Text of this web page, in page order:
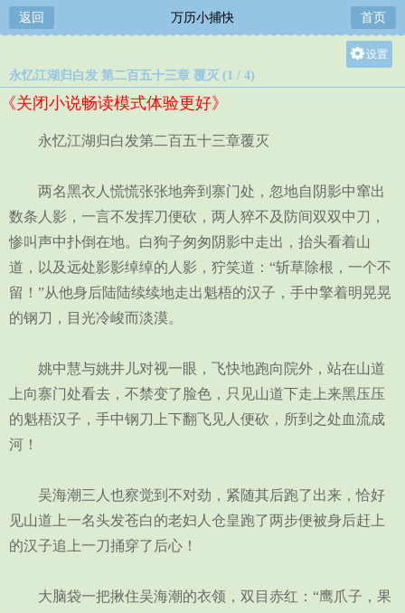
返回 万历小捕快 首页
设置
永忆江湖归白发 第二百五十三章 覆灭 (1 / 4)
《关闭小说畅读模式体验更好》
永忆江湖归白发第二百五十三章覆灭
两名黑衣人慌慌张张地奔到寨门处，忽地自阴影中窜出
数条人影，一言不发挥刀便砍，两人猝不及防间双双中刀，
惨叫声中扑倒在地。白狗子匆匆阴影中走出，抬头看着山
道，以及远处影影绰绰的人影，狞笑道：“斩草除根，一个不
留！”从他身后陆陆续续地走出魁梧的汉子，手中擎着明晃晃
的钢刀，目光冷峻而淡漠。
姚中慧与姚井儿对视一眼，飞快地跑向院外，站在山道
上向寨门处看去，不禁变了脸色，只见山道下走上来黑压压
的魁梧汉子，手中钢刀上下翻飞见人便砍，所到之处血流成
河！
吴海潮三人也察觉到不对劲，紧随其后跑了出来，恰好
见山道上一名头发苍白的老妇人仓皇跑了两步便被身后赶上
的汉子追上一刀捅穿了后心！
大脑袋一把揪住吴海潮的衣领，双目赤红：“鹰爪子，果